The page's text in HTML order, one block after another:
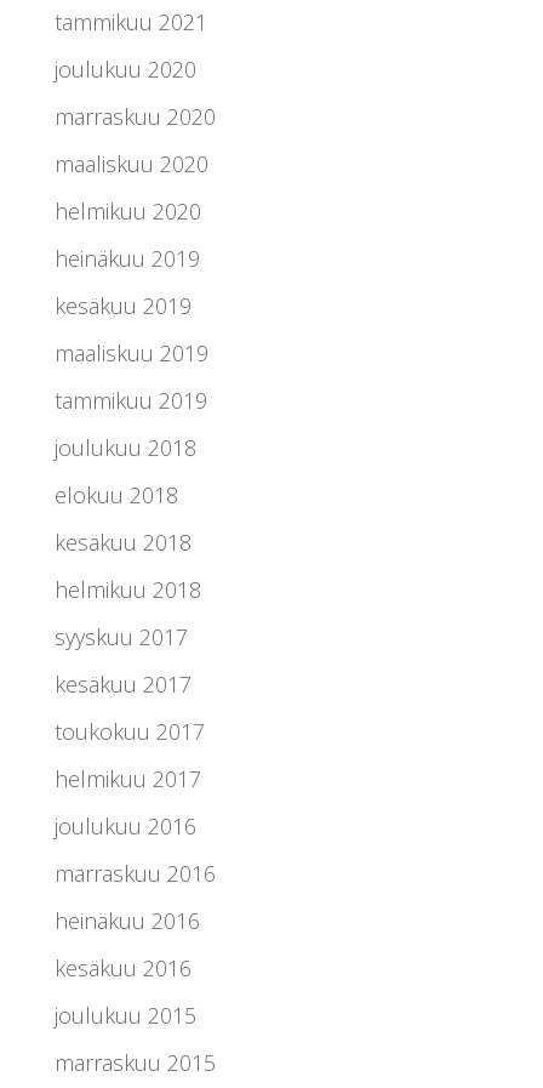
tammikuu 2021
joulukuu 2020
marraskuu 2020
maaliskuu 2020
helmikuu 2020
heinäkuu 2019
kesäkuu 2019
maaliskuu 2019
tammikuu 2019
joulukuu 2018
elokuu 2018
kesäkuu 2018
helmikuu 2018
syyskuu 2017
kesäkuu 2017
toukokuu 2017
helmikuu 2017
joulukuu 2016
marraskuu 2016
heinäkuu 2016
kesäkuu 2016
joulukuu 2015
marraskuu 2015